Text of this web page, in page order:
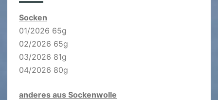
Socken
01/2026 65g
02/2026 65g
03/2026 81g
04/2026 80g
anderes aus Sockenwolle